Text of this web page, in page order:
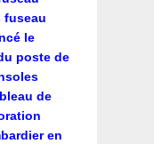
fuseau
le
poste de
de
en